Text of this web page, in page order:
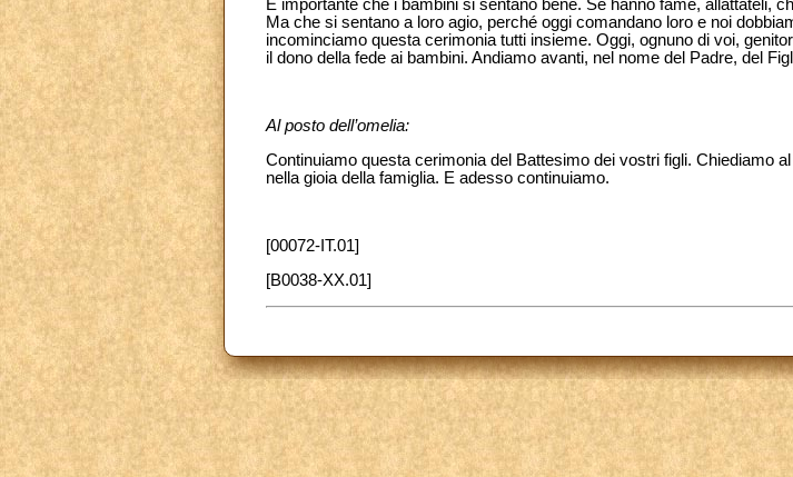
È importante che i bambini si sentano bene. Se hanno fame, allattateli,
Ma che si sentano a loro agio, perché oggi comandano loro e noi
incominciamo questa cerimonia tutti insieme. Oggi, ognuno di voi,
il dono della fede ai bambini. Andiamo avanti, nel nome del Padre, del
Al posto dell’omelia:
Continuiamo questa cerimonia del Battesimo dei vostri figli. Chiediamo
nella gioia della famiglia. E adesso continuiamo.
[00072-IT.01]
[B0038-XX.01]